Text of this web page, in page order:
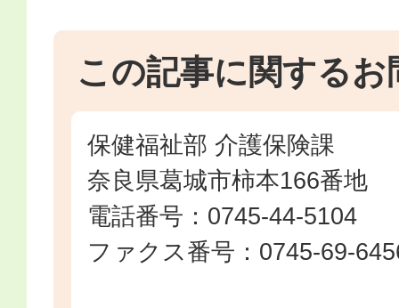
この記事に関するお
保健福祉部 介護保険課
奈良県葛城市柿本166番地
電話番号：0745-44-5104
ファクス番号：0745-69-